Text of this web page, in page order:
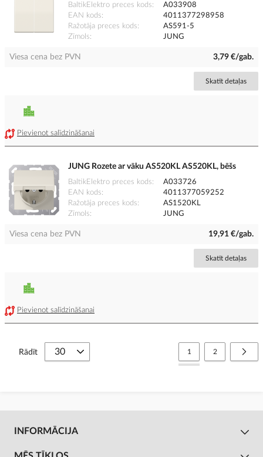
BaltikElektro preces kods
A033908
EAN kods
4011377298958
Ražotāja preces kods
AS591-5
Zīmols
JUNG
Viesa cena bez PVN 3,79 €/gab.
Skatīt detaļas
Pievienot salīdzināšanai
JUNG Rozete ar vāku AS520KL AS520KL, bēšs
BaltikElektro preces kods
A033726
EAN kods
4011377059252
Ražotāja preces kods
AS1520KL
Zīmols
JUNG
Viesa cena bez PVN 19,91 €/gab.
Skatīt detaļas
Pievienot salīdzināšanai
LapaYou're currently reading
1 Lapa
2
Rādīt
INFORMĀCIJA